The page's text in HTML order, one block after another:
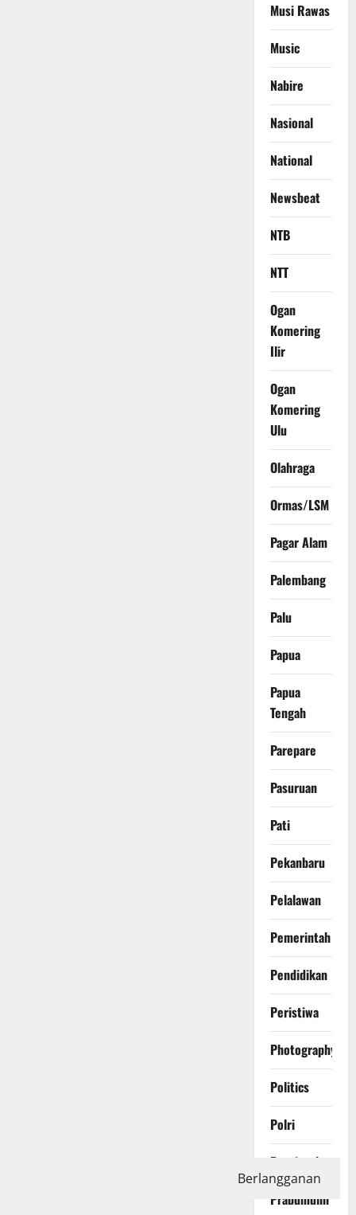
Musi Rawas
Music
Nabire
Nasional
National
Newsbeat
NTB
NTT
Ogan
Komering
Ilir
Ogan
Komering
Ulu
Olahraga
Ormas/LSM
Pagar Alam
Palembang
Palu
Papua
Papua
Tengah
Parepare
Pasuruan
Pati
Pekanbaru
Pelalawan
Pemerintah
Pendidikan
Peristiwa
Photography
Politics
Polri
Pontianak
Prabumulih
Berlangganan